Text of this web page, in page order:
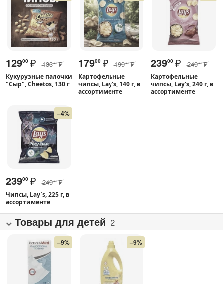
12900 ₽ 13300 ₽
Кукурузные палочки
"Сыр", Cheetos, 130 г
17900 ₽ 19900 ₽
Картофельные
чипсы, Lay's, 140 г, в
ассортименте
23900 ₽ 24900 ₽
Картофельные
чипсы, Lay's, 240 г, в
ассортименте
–4%
23900 ₽ 24900 ₽
Чипсы, Lay`s, 225 г, в
ассортименте
Товары для детей 2
–9% –9%